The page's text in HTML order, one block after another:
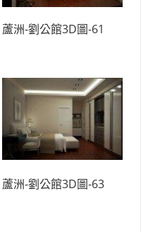
蘆洲-劉公館3D圖-61
蘆洲-劉公館3D圖-63